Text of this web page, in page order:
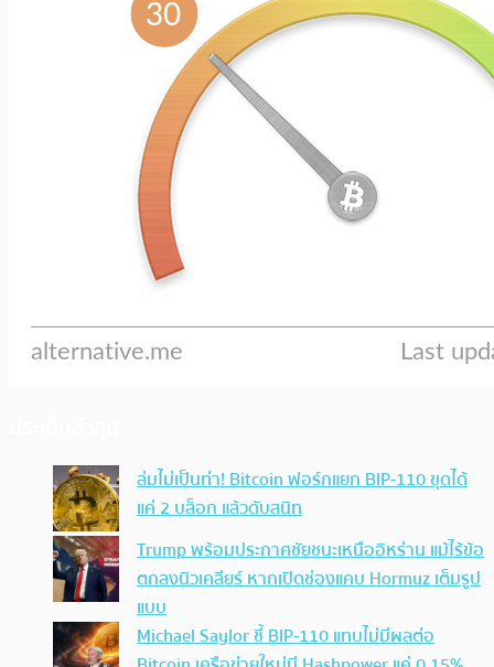
ล่มไม่เป็นท่า! Bitcoin ฟอร์กแยก BIP-110 ขุดได้
แค่ 2 บล็อก แล้วดับสนิท
Trump พร้อมประกาศชัยชนะเหนืออิหร่าน แม้ไร้ข้อ
ตกลงนิวเคลียร์ หากเปิดช่องแคบ Hormuz เต็มรูป
แบบ
Michael Saylor ชี้ BIP-110 แทบไม่มีผลต่อ